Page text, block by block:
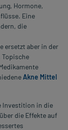
Hormone,
Eine
die
ersetzt aber in der
Topische
Akne Mittel
Investition in die
die Effekte auf